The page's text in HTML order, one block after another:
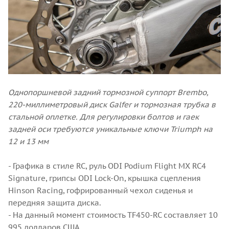
Однопоршневой задний тормозной суппорт Brembo,
220-миллиметровый диск Galfer и тормозная трубка в
стальной оплетке. Для регулировки болтов и гаек
задней оси требуются уникальные ключи Triumph на
12 и 13 мм
- Графика в стиле RC, руль ODI Podium Flight MX RC4
Signature, грипсы ODI Lock-On, крышка сцепления
Hinson Racing, гофрированный чехол сиденья и
передняя защита диска.
- На данный момент стоимость TF450-RC составляет 10